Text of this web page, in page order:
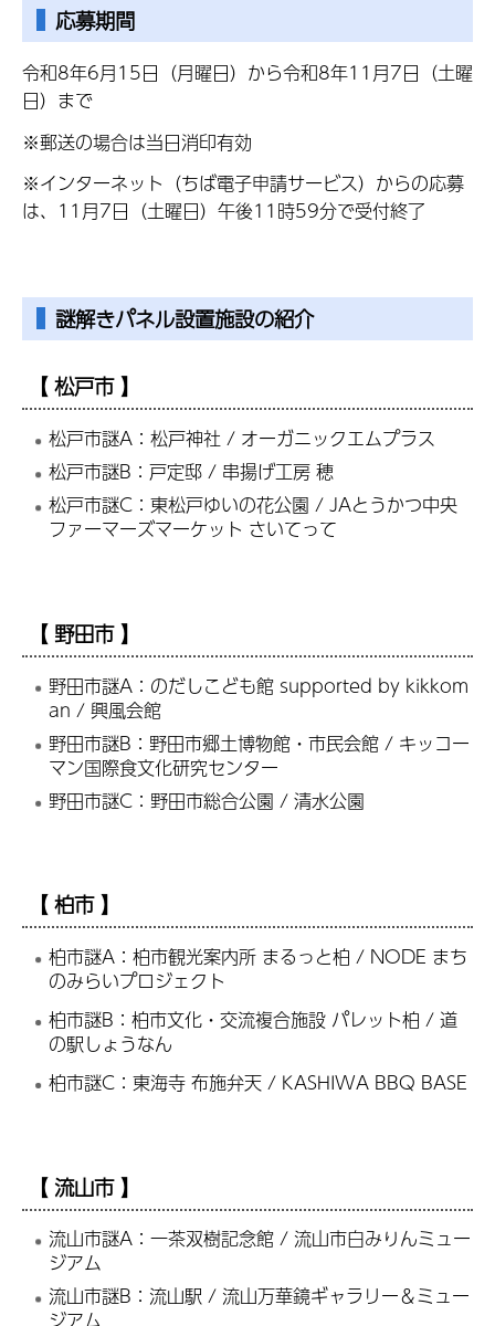
応募期間
令和8年6月15日（月曜日）から令和8年11月7日（土曜
日）まで
※郵送の場合は当日消印有効
※インターネット（ちば電子申請サービス）からの応募
は、11月7日（土曜日）午後11時59分で受付終了
謎解きパネル設置施設の紹介
【 松戸市 】
松戸市謎A：松戸神社 / オーガニックエムプラス
松戸市謎B：戸定邸 / 串揚げ工房 穂
松戸市謎C：東松戸ゆいの花公園 / JAとうかつ中央
ファーマーズマーケット さいてって
【 野田市 】
野田市謎A：のだしこども館 supported by kikkom
an / 興風会館
野田市謎B：野田市郷土博物館・市民会館 / キッコー
マン国際食文化研究センター
野田市謎C：野田市総合公園 / 清水公園
【 柏市 】
柏市謎A：柏市観光案内所 まるっと柏 / NODE まち
のみらいプロジェクト
柏市謎B：柏市文化・交流複合施設 パレット柏 / 道
の駅しょうなん
柏市謎C：東海寺 布施弁天 / KASHIWA BBQ BASE
【 流山市 】
流山市謎A：一茶双樹記念館 / 流山市白みりんミュー
ジアム
流山市謎B：流山駅 / 流山万華鏡ギャラリー＆ミュー
ジアム